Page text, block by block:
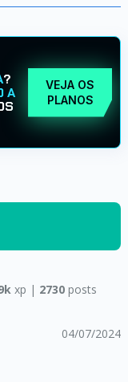
?
A
VEJA OS
PLANOS
xp | 2730 posts
04/07/2024